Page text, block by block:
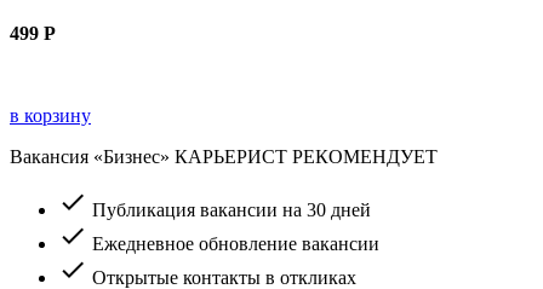
499 Р
в корзину
Вакансия «Бизнес» КАРЬЕРИСТ РЕКОМЕНДУЕТ
check Публикация вакансии на 30 дней
check Ежедневное обновление вакансии
check Открытые контакты в откликах